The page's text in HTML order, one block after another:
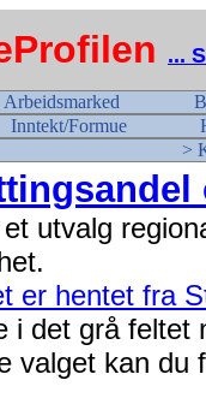
...
Arbeidsmarked
Inntekt/Formue
>
utvalg
er hentet fra
i det grå feltet
valget kan